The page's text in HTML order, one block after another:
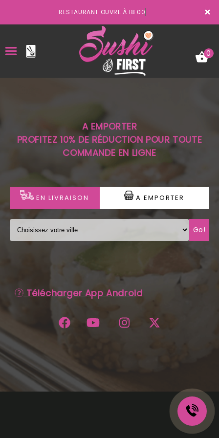
×
RESTAURANT OUVRE À 18:00
LA CARTE
VOTRE COMPTE
NOTRE RESTAURANT
VOS AVIS
MENTIONS LÉGALES
C.G.V
0
A EMPORTER
PROFITEZ 10% DE RÉDUCTION POUR TOUTE
COMMANDE EN LIGNE
EN LIVRAISON A EMPORTER
Go!
Télécharger App Android